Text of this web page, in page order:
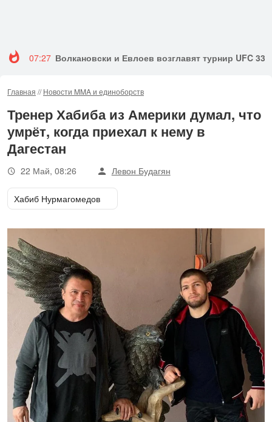
07:27 Волкановски и Евлоев возглавят турнир UFC 333
Главная //Новости MMA и единоборств
Тренер Хабиба из Америки думал, что
умрёт, когда приехал к нему в
Дагестан
22 Май, 08:26 Левон Будагян
Хабиб Нурмагомедов